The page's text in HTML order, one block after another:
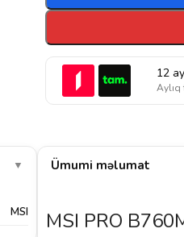
12
▼
MSI
Ümumi məlumat
MSI PRO